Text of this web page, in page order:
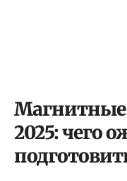
Магнитные
2025: чего